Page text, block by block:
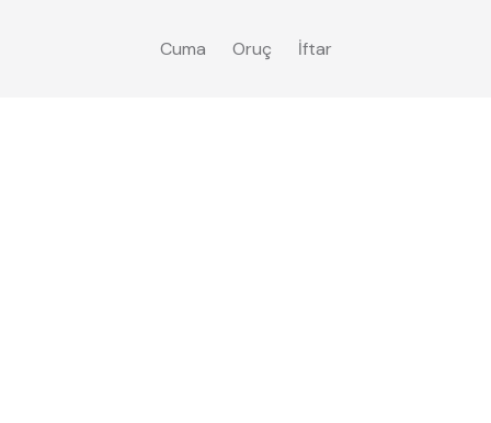
Cuma Oruç İftar